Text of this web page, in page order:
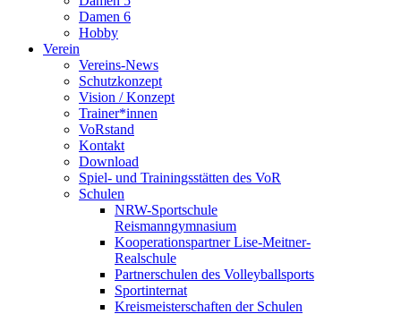
Damen 6
Hobby
Verein
Vereins-News
Schutzkonzept
Vision / Konzept
Trainer*innen
VoRstand
Kontakt
Download
Spiel- und Trainingsstätten des VoR
Schulen
NRW-Sportschule
Reismanngymnasium
Kooperationspartner Lise-Meitner-
Realschule
Partnerschulen des Volleyballsports
Sportinternat
Kreismeisterschaften der Schulen